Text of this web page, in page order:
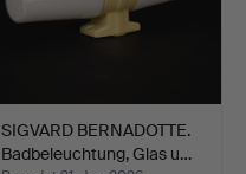
SIGVARD BERNADOTTE.
Badbeleuchtung, Glas u…